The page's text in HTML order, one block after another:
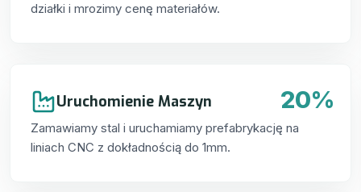
działki i mrozimy cenę materiałów.
20%
Uruchomienie Maszyn
Zamawiamy stal i uruchamiamy prefabrykację na
liniach CNC z dokładnością do 1mm.